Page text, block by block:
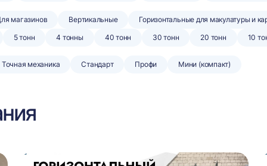
магазинов Вертикальные
Горизонтальные для макулатуры и
5 тонн 4 тонны 40 тонн 30 тонн 20 тонн 10
Точная механика Стандарт Профи Мини (компакт)